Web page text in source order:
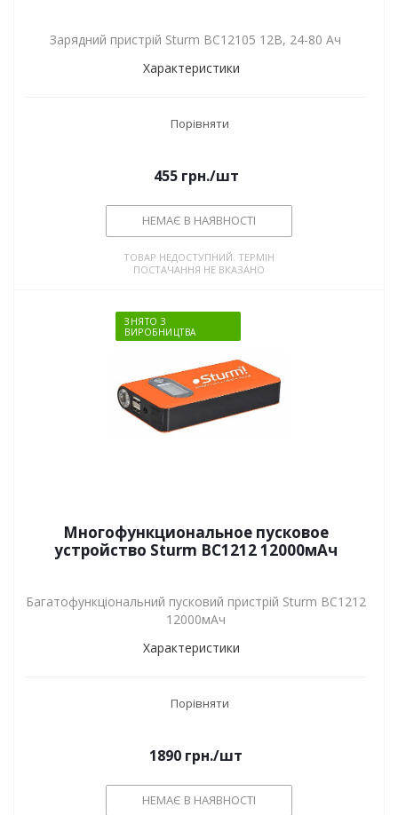
Зарядний пристрій Sturm BC12105 12В, 24-80 Ач
Характеристики
Порівняти
455грн./шт
НЕМАЄ В НАЯВНОСТІ
ТОВАР НЕДОСТУПНИЙ. ТЕРМІН
ПОСТАЧАННЯ НЕ ВКАЗАНО
ЗНЯТО З
ВИРОБНИЦТВА
Многофункциональное пусковое
устройство Sturm BC1212 12000мАч
Багатофункціональний пусковий пристрій Sturm BC1212
12000мАч
Характеристики
Порівняти
1890 грн./шт
НЕМАЄ В НАЯВНОСТІ